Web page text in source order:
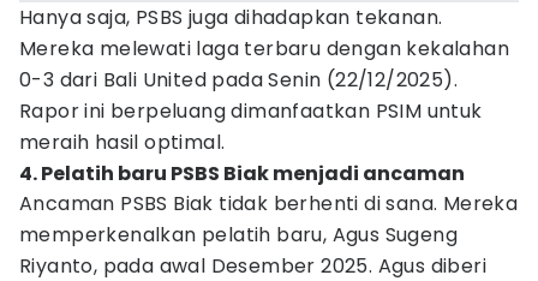
Hanya saja, PSBS juga dihadapkan tekanan.
Mereka melewati laga terbaru dengan kekalahan
0-3 dari Bali United pada Senin (22/12/2025).
Rapor ini berpeluang dimanfaatkan PSIM untuk
meraih hasil optimal.
4. Pelatih baru PSBS Biak menjadi ancaman
Ancaman PSBS Biak tidak berhenti di sana. Mereka
memperkenalkan pelatih baru, Agus Sugeng
Riyanto, pada awal Desember 2025. Agus diberi